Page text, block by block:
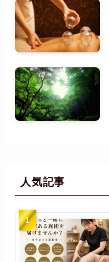
人気記事